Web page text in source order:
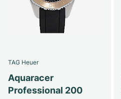
TAG Heuer
Aquaracer
Professional 200